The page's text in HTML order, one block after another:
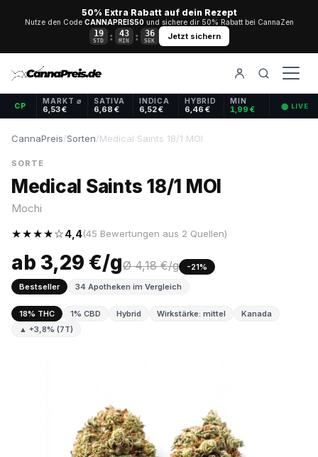
50% Extra Rabatt auf dein Rezept
Nutze den Code CANNAPREIS50und sichere dir 50% Rabatt bei CannaZen
19
STD : 43
MIN : 35
SEK Jetzt sichern
CP
MARKT ⌀
6,53 €
SATIVA
6,68 €
INDICA
6,52 €
HYBRID
6,46 €
MIN
1,99 € ⬤ LIVE
CannaPreis/Sorten/Medical Saints 18/1 MOI
SORTE
Medical Saints 18/1 MOI
Mochi
★★★★☆4,4(45 Bewertungen aus 2 Quellen)
ab 3,29 €/gØ 4,18 €/g
-21%
Bestseller
34 Apotheken im Vergleich
18% THC 1% CBD Hybrid Wirkstärke: mittel
Kanada
▲ +3,8% (7T)